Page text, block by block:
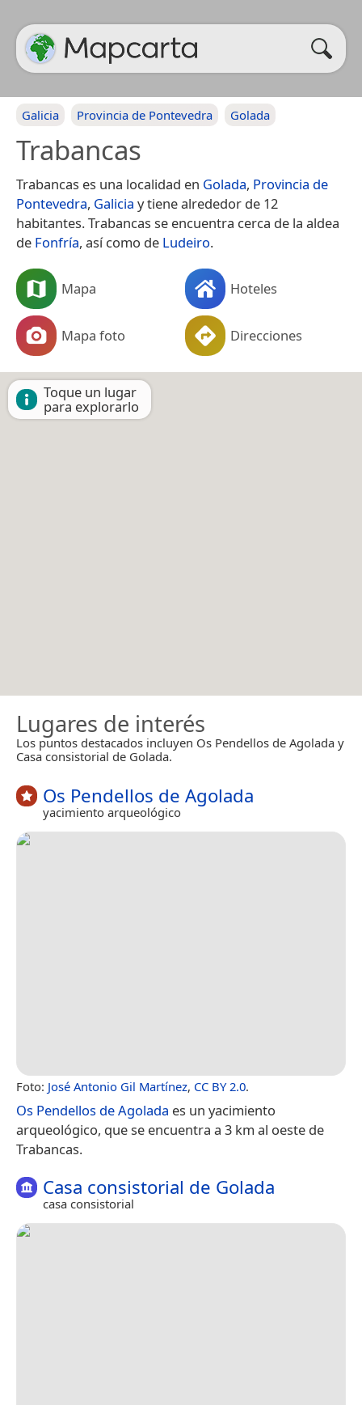
Galicia Provincia de Pontevedra Golada
Trabancas
Trabancas es una localidad en Golada, Provincia de
Pontevedra, Galicia y tiene alrededor de 12
habitantes. Trabancas se encuentra cerca de la aldea
de Fonfría, así como de Ludeiro.
Mapa Hoteles
Mapa foto Direcciones
Toque un lugar
para explorarlo
Lugares de interés
Los puntos destacados incluyen Os Pendellos de Agolada y
Casa consistorial de Golada.
Os Pendellos de Agolada
yacimiento arqueológico
Foto: José Antonio Gil Martínez, CC BY 2.0.
Os Pendellos de Agolada es un yacimiento
arqueológico, que se encuentra a 3 km al oeste de
Trabancas.
Casa consistorial de Golada
casa consistorial